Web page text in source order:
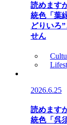
読めます
統色「葉
どりいろ
せん
2026.6.25
読めます
統色「呉